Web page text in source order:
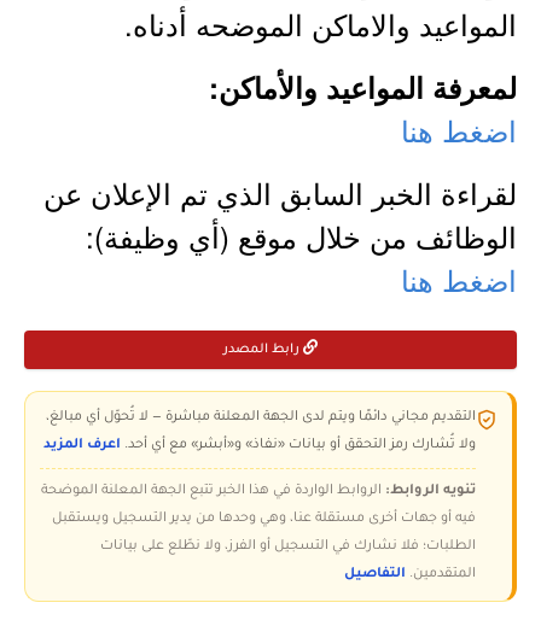
المواعيد والاماكن الموضحه أدناه.
لمعرفة المواعيد والأماكن:
اضغط هنا
لقراءة الخبر السابق الذي تم الإعلان عن
الوظائف من خلال موقع (أي وظيفة):
اضغط هنا
رابط المصدر
التقديم مجاني دائمًا ويتم لدى الجهة المعلنة مباشرة — لا تُحوّل أي مبالغ،
ولا تُشارك رمز التحقق أو بيانات «نفاذ» و«أبشر» مع أي أحد. اعرف المزيد
تنويه الروابط: الروابط الواردة في هذا الخبر تتبع الجهة المعلنة الموضحة
فيه أو جهات أخرى مستقلة عنا، وهي وحدها من يدير التسجيل ويستقبل
الطلبات؛ فلا نشارك في التسجيل أو الفرز، ولا نطّلع على بيانات
المتقدمين. التفاصيل